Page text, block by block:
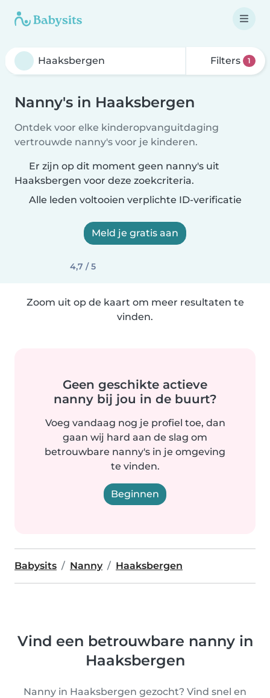
Filters 1
Nanny's in Haaksbergen
Ontdek voor elke kinderopvanguitdaging
vertrouwde nanny's voor je kinderen.
Er zijn op dit moment geen nanny's uit
Haaksbergen voor deze zoekcriteria.
Alle leden voltooien verplichte ID-verificatie
Meld je gratis aan
4,7 / 5
Zoom uit op de kaart om meer resultaten te
vinden.
Geen geschikte actieve
nanny bij jou in de buurt?
Voeg vandaag nog je profiel toe, dan
gaan wij hard aan de slag om
betrouwbare nanny's in je omgeving
te vinden.
Beginnen
Babysits Nanny Haaksbergen
Vind een betrouwbare nanny in
Haaksbergen
Nanny in Haaksbergen gezocht? Vind snel en